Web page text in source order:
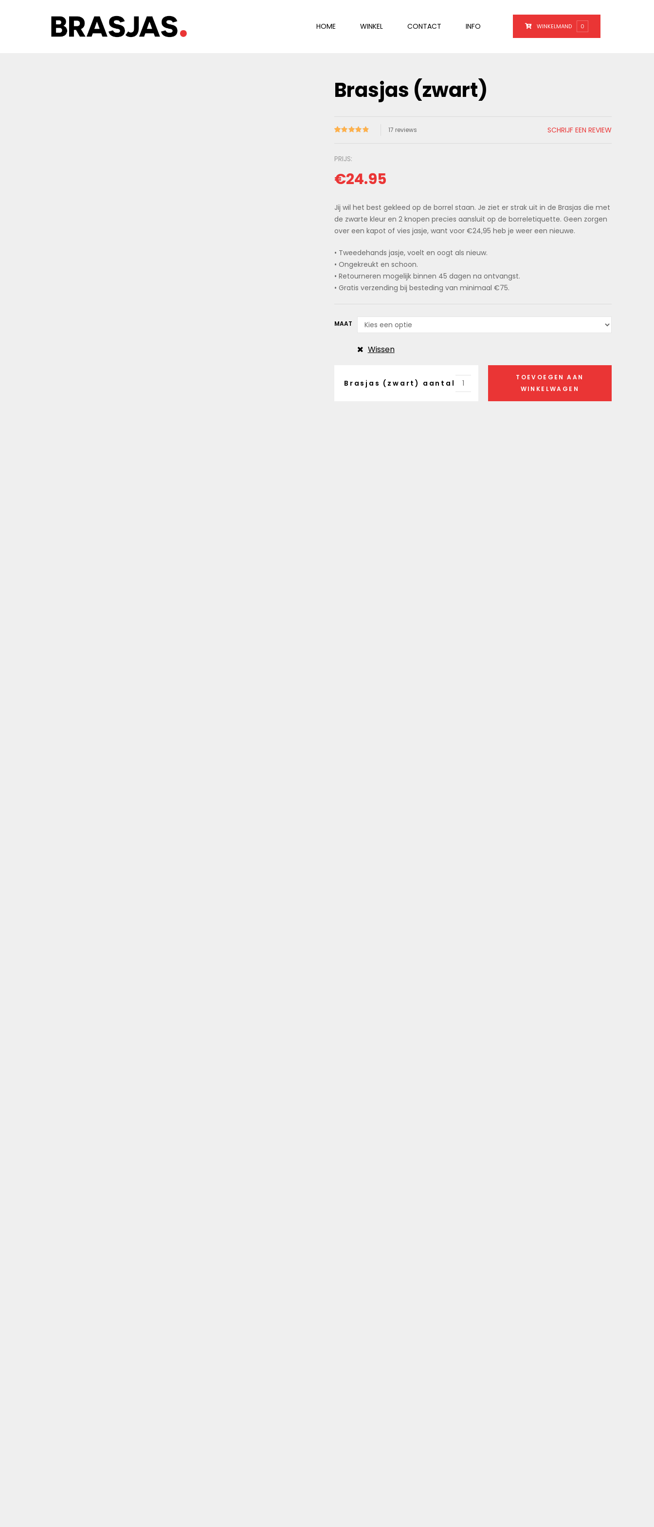
HOME WINKEL CONTACT INFO WINKELMAND 0
Brasjas (zwart)
gebaseerd
klant
waarderinge
17 reviews SCHRIJF EEN REVIEW
€24.95
Jij wil het best gekleed op de borrel staan. Je ziet er strak uit in de Brasjas die met
de zwarte kleur en 2 knopen precies aansluit op de borreletiquette. Geen zorgen
over een kapot of vies jasje, want voor €24,95 heb je weer een nieuwe.
• Tweedehands jasje, voelt en oogt als nieuw.
• Ongekreukt en schoon.
• Retourneren mogelijk binnen 45 dagen na ontvangst.
• Gratis verzending bij besteding van minimaal €75.
MAAT
Wissen
Brasjas (zwart) aantal
TOEVOEGEN AAN
WINKELWAGEN